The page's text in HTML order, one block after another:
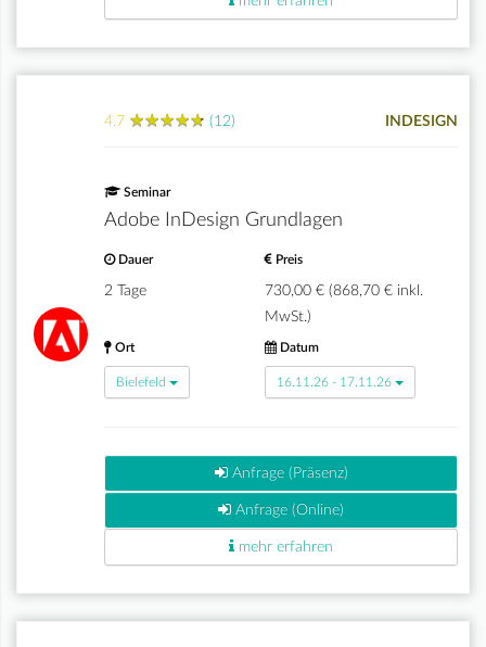
4.7 ★★★★★
★★★★★ (12) INDESIGN
Seminar
Adobe InDesign Grundlagen
Dauer
2 Tage
Preis
730,00 € (868,70 € inkl.
MwSt.)
Ort
Bielefeld
Datum
16.11.26 - 17.11.26
Anfrage (Präsenz)
Anfrage (Online)
mehr erfahren